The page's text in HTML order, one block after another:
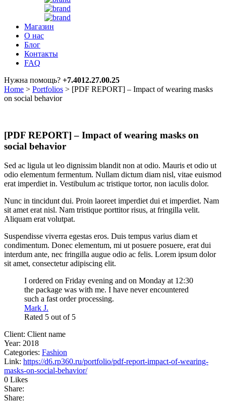
Магазин
О нас
Блог
Контакты
FAQ
Нужна помощь? +7.4012.27.00.25
Home > Portfolios > [PDF REPORT] – Impact of wearing masks
on social behavior
[PDF REPORT] – Impact of wearing masks on
social behavior
Sed ac ligula ut leo dignissim blandit non at odio. Mauris et odio ut
odio elementum fermentum. Nullam dictum diam nisl, vitae euismod
erat imperdiet in. Vestibulum ac tristique tortor, non iaculis dolor.
Nunc in tincidunt dui. Proin laoreet imperdiet dui et imperdiet. Nam
sit amet erat nisl. Nam tristique porttitor risus, at fringilla velit.
Aliquam erat volutpat.
Suspendisse viverra egestas eros. Duis tempus varius diam et
condimentum. Donec elementum, mi ut posuere posuere, erat dui
interdum ante, nec fringilla augue odio ac felis. Lorem ipsum dolor
sit amet, consectetur adipiscing elit.
I ordered on Friday evening and on Monday at 12:30
the package was with me. I have never encountered
such a fast order processing.
Mark J.
Rated 5 out of 5
Client: Client name
Year: 2018
Categories: Fashion
Link: https://d6.rp360.ru/portfolio/pdf-report-impact-of-wearing-
masks-on-social-behavior/
0 Likes
Share:
Share: